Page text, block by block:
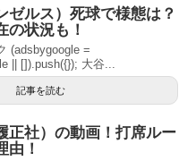
ゼルス）死球で様態は？
の状況も！
(adsbygoogle =
|| []).push({}); 大谷...
記事を読む
正社）の動画！打席ルー
由！